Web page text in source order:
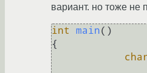
вариант. но тоже не
int main()
{